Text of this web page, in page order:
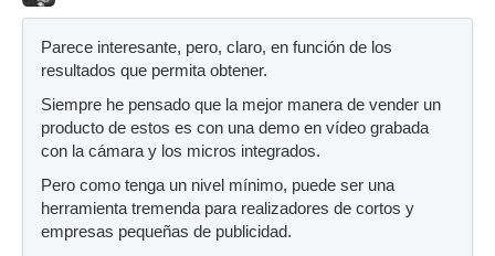
Parece interesante, pero, claro, en función de los
resultados que permita obtener.
Siempre he pensado que la mejor manera de vender un
producto de estos es con una demo en vídeo grabada
con la cámara y los micros integrados.
Pero como tenga un nivel mínimo, puede ser una
herramienta tremenda para realizadores de cortos y
empresas pequeñas de publicidad.